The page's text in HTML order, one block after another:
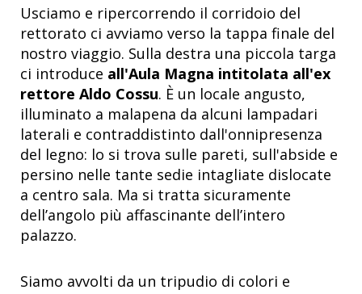
Usciamo e ripercorrendo il corridoio del
rettorato ci avviamo verso la tappa finale del
nostro viaggio. Sulla destra una piccola targa
ci introduce all'Aula Magna intitolata all'ex
rettore Aldo Cossu. È un locale angusto,
illuminato a malapena da alcuni lampadari
laterali e contraddistinto dall'onnipresenza
del legno: lo si trova sulle pareti, sull'abside e
persino nelle tante sedie intagliate dislocate
a centro sala. Ma si tratta sicuramente
dell’angolo più affascinante dell’intero
palazzo.
Siamo avvolti da un tripudio di colori e